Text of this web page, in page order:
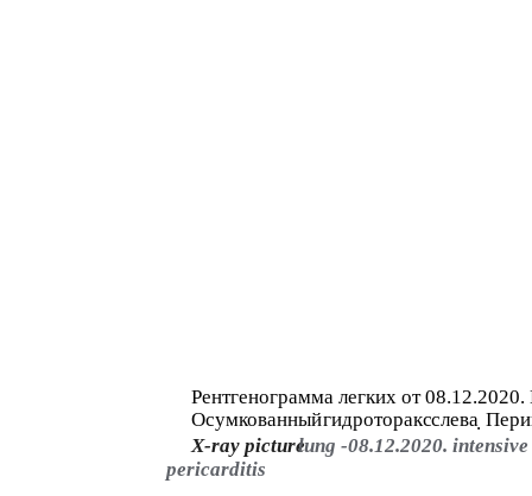
Рентгенограмма легких от
Осумкованныйгидротораксслева.
X-ray picturelung -08.12.2020.
pericarditis